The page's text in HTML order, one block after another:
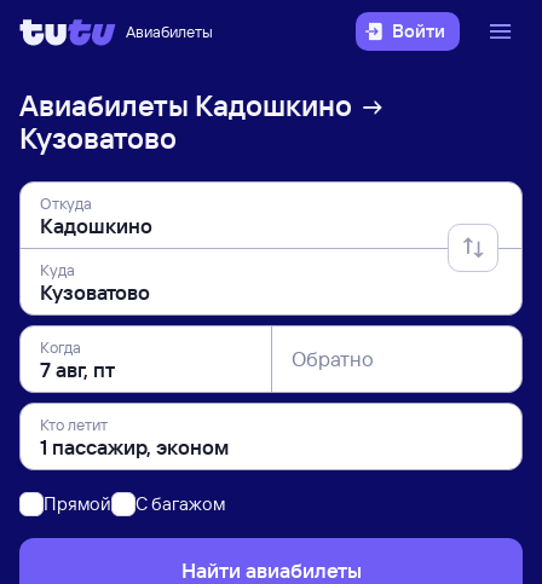
Авиабилеты Войти
Авиабилеты Кадошкино
Кузоватово
Откуда
Куда
Когда Обратно
Кто летит
Прямой C багажом
Найти авиабилеты